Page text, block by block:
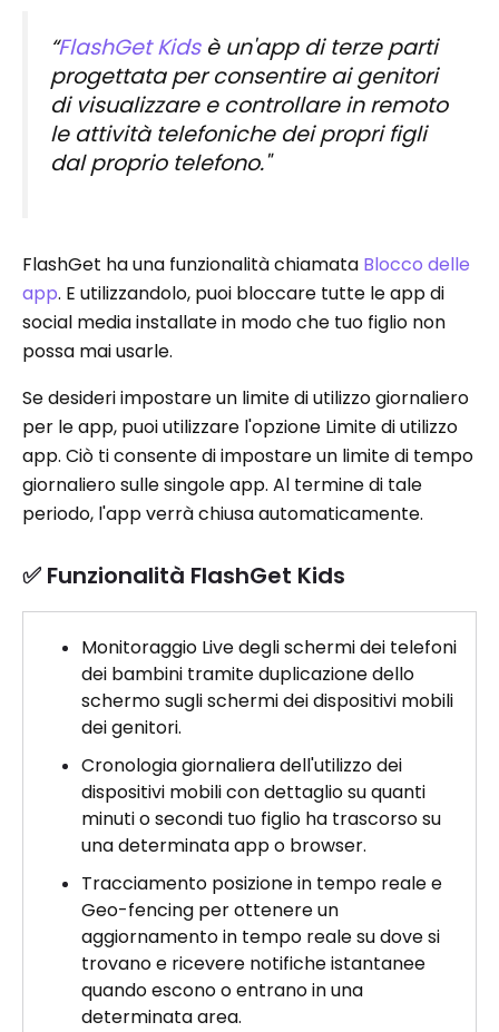
“FlashGet Kidsè un'app di terze parti
progettata per consentire ai genitori
di visualizzare e controllare in remoto
le attività telefoniche dei propri figli
dal proprio telefono."
FlashGet ha una funzionalità chiamata Blocco delle
app. E utilizzandolo, puoi bloccare tutte le app di
social media installate in modo che tuo figlio non
possa mai usarle.
Se desideri impostare un limite di utilizzo giornaliero
per le app, puoi utilizzare l'opzione Limite di utilizzo
app. Ciò ti consente di impostare un limite di tempo
giornaliero sulle singole app. Al termine di tale
periodo, l'app verrà chiusa automaticamente.
✅ Funzionalità FlashGet Kids
Monitoraggio Live degli schermi dei telefoni
dei bambini tramite duplicazione dello
schermo sugli schermi dei dispositivi mobili
dei genitori.
Cronologia giornaliera dell'utilizzo dei
dispositivi mobili con dettaglio su quanti
minuti o secondi tuo figlio ha trascorso su
una determinata app o browser.
Tracciamento posizione in tempo reale e
Geo-fencing per ottenere un
aggiornamento in tempo reale su dove si
trovano e ricevere notifiche istantanee
quando escono o entrano in una
determinata area.